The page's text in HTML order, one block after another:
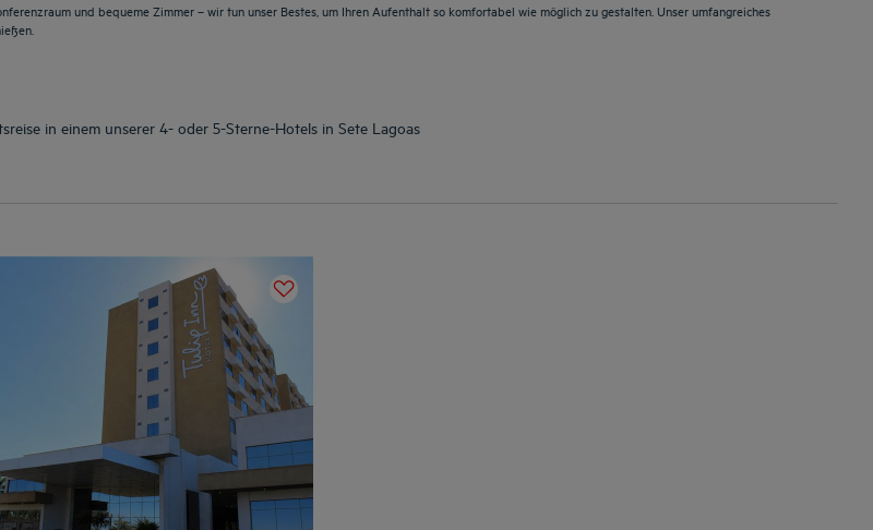
und bequeme Zimmer – wir tun unser Bestes, um Ihren Aufenthalt so komfortabel wie möglich zu gestalten. Unser umfangreiches
in einem unserer 4- oder 5-Sterne-Hotels in Sete Lagoas